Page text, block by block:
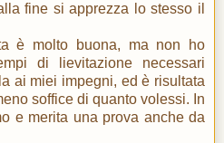
fine si apprezza lo stesso il
è molto buona, ma non ho
di lievitazione necessari
ai miei impegni, ed è risultata
soffice di quanto volessi. In
e merita una prova anche da